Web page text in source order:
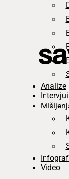
Analize
Intervjui
Video